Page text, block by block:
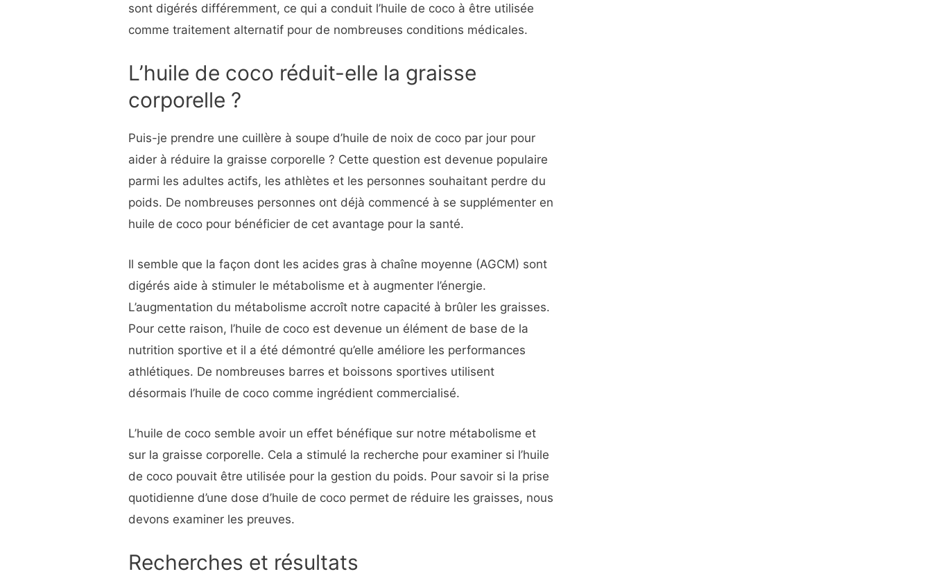
sont digérés différemment, ce qui a conduit l’huile de coco à être utilisée
comme traitement alternatif pour de nombreuses conditions médicales.
L’huile de coco réduit-elle la graisse
corporelle ?
Puis-je prendre une cuillère à soupe d’huile de noix de coco par jour pour
aider à réduire la graisse corporelle ? Cette question est devenue populaire
parmi les adultes actifs, les athlètes et les personnes souhaitant perdre du
poids. De nombreuses personnes ont déjà commencé à se supplémenter en
huile de coco pour bénéficier de cet avantage pour la santé.
Il semble que la façon dont les acides gras à chaîne moyenne (AGCM) sont
digérés aide à stimuler le métabolisme et à augmenter l’énergie.
L’augmentation du métabolisme accroît notre capacité à brûler les graisses.
Pour cette raison, l’huile de coco est devenue un élément de base de la
nutrition sportive et il a été démontré qu’elle améliore les performances
athlétiques. De nombreuses barres et boissons sportives utilisent
désormais l’huile de coco comme ingrédient commercialisé.
L’huile de coco semble avoir un effet bénéfique sur notre métabolisme et
sur la graisse corporelle. Cela a stimulé la recherche pour examiner si l’huile
de coco pouvait être utilisée pour la gestion du poids. Pour savoir si la prise
quotidienne d’une dose d’huile de coco permet de réduire les graisses, nous
devons examiner les preuves.
Recherches et résultats